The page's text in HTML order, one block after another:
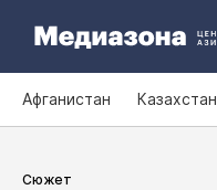
Афганистан Казахстан
Сюжет